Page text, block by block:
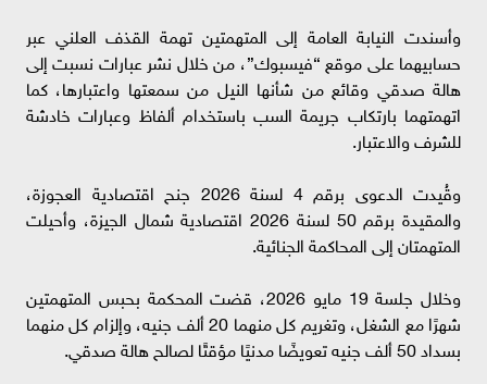
وأسندت النيابة العامة إلى المتهمتين تهمة القذف العلني عبر
حسابيهما على موقع “فيسبوك”، من خلال نشر عبارات نسبت إلى
هالة صدقي وقائع من شأنها النيل من سمعتها واعتبارها، كما
اتهمتهما بارتكاب جريمة السب باستخدام ألفاظ وعبارات خادشة
للشرف والاعتبار.
وقُيدت الدعوى برقم 4 لسنة 2026 جنح اقتصادية العجوزة،
والمقيدة برقم 50 لسنة 2026 اقتصادية شمال الجيزة، وأحيلت
المتهمتان إلى المحاكمة الجنائية.
وخلال جلسة 19 مايو 2026، قضت المحكمة بحبس المتهمتين
شهرًا مع الشغل، وتغريم كل منهما 20 ألف جنيه، وإلزام كل منهما
بسداد 50 ألف جنيه تعويضًا مدنيًا مؤقتًا لصالح هالة صدقي.